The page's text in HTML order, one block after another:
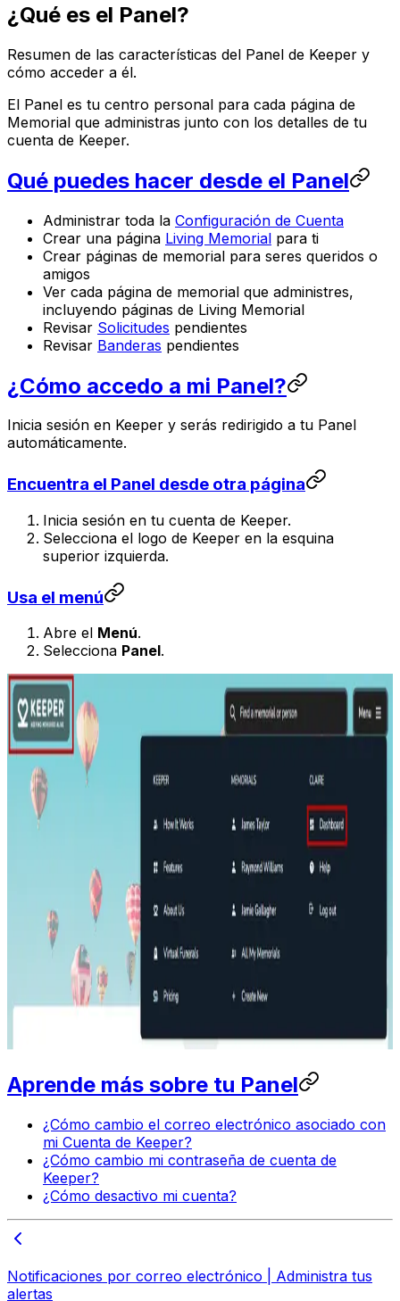
¿Qué es el Panel?
Resumen de las características del Panel de Keeper y
cómo acceder a él.
El Panel es tu centro personal para cada página de
Memorial que administras junto con los detalles de tu
cuenta de Keeper.
Qué puedes hacer desde el Panel
Administrar toda la Configuración de Cuenta
Crear una página Living Memorial para ti
Crear páginas de memorial para seres queridos o
amigos
Ver cada página de memorial que administres,
incluyendo páginas de Living Memorial
Revisar Solicitudes pendientes
Revisar Banderas pendientes
¿Cómo accedo a mi Panel?
Inicia sesión en Keeper y serás redirigido a tu Panel
automáticamente.
Encuentra el Panel desde otra página
Inicia sesión en tu cuenta de Keeper.
Selecciona el logo de Keeper en la esquina
superior izquierda.
Usa el menú
Abre el Menú.
Selecciona Panel.
Aprende más sobre tu Panel
¿Cómo cambio el correo electrónico asociado con
mi Cuenta de Keeper?
¿Cómo cambio mi contraseña de cuenta de
Keeper?
¿Cómo desactivo mi cuenta?
Notificaciones por correo electrónico | Administra tus
alertas